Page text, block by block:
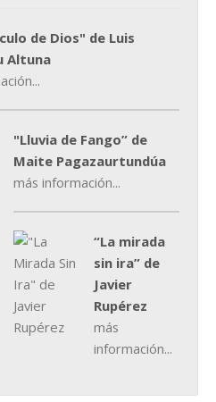
de Dios" de Luis
Altuna
"Lluvia de Fango” de
Maite Pagazaurtundúa
más información...
“La mirada
sin ira” de
Javier
Rupérez
más
información...